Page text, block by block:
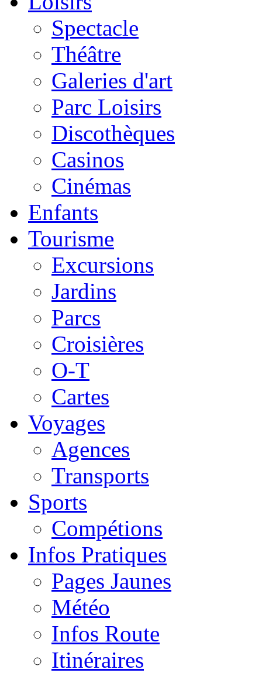
Spectacle
Théâtre
Galeries d'art
Parc Loisirs
Discothèques
Casinos
Cinémas
Enfants
Tourisme
Excursions
Jardins
Parcs
Croisières
O-T
Cartes
Voyages
Agences
Transports
Sports
Compétions
Infos Pratiques
Pages Jaunes
Météo
Infos Route
Itinéraires